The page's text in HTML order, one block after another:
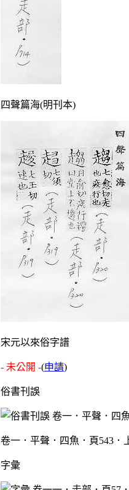
四聲篇海(明刊本)
宋元以來俗字譜
- 未公開 -(申請)
俗書刊誤
卷一．平聲．四魚．頁543．
字彙